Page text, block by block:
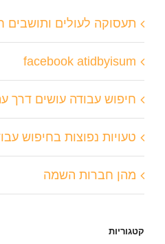
תעסוקה לעולים ותושבים
facebook atidbyisum
חיפוש עבודה עושים דרך
טעויות נפוצות בחיפוש
מהן חברות השמה
קטגוריות